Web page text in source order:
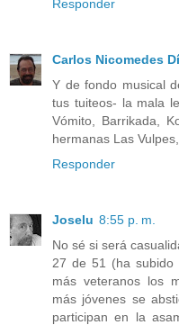
Responder
Carlos Nicomedes
Y de fondo musical
tus tuiteos- la mala
Vómito, Barrikada,
hermanas Las
Responder
Joselu 8:55 p. m.
No sé si será
27 de 51 (ha subido
más veteranos los
más jóvenes se
participan en la